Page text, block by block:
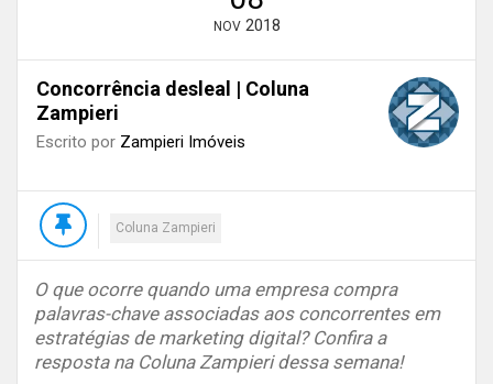
NOV 2018
Concorrência desleal | Coluna
Zampieri
Escrito por Zampieri Imóveis
Coluna Zampieri
O que ocorre quando uma empresa compra
palavras-chave associadas aos concorrentes em
estratégias de marketing digital? Confira a
resposta na Coluna Zampieri dessa semana!